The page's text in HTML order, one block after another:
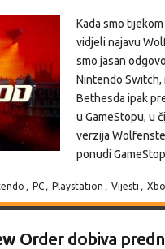
Kada smo
vidjeli najavu
smo jasan
Nintendo Switch,
Bethesda ipak
u GameStopu, u
verzija
ponudi
, PC , Playstation , Vijesti ,
Order dobiva